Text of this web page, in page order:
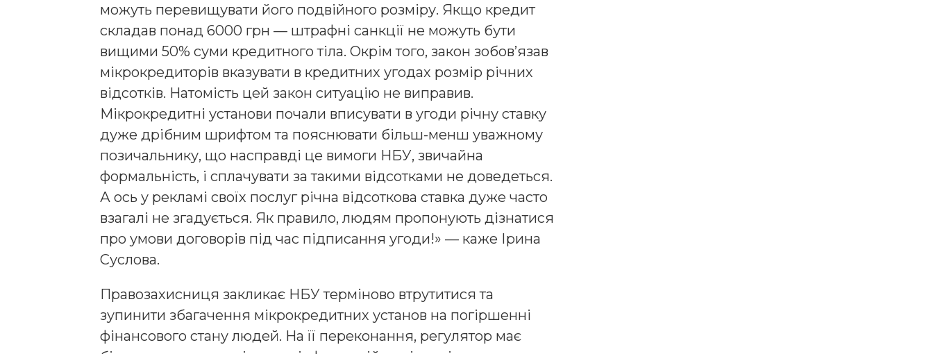
можуть перевищувати його подвійного розміру. Якщо кредит
складав понад 6000 грн — штрафні санкції не можуть бути
вищими 50% суми кредитного тіла. Окрім того, закон зобов’язав
мікрокредиторів вказувати в кредитних угодах розмір річних
відсотків. Натомість цей закон ситуацію не виправив.
Мікрокредитні установи почали вписувати в угоди річну ставку
дуже дрібним шрифтом та пояснювати більш-менш уважному
позичальнику, що насправді це вимоги НБУ, звичайна
формальність, і сплачувати за такими відсотками не доведеться.
А ось у рекламі своїх послуг річна відсоткова ставка дуже часто
взагалі не згадується. Як правило, людям пропонують дізнатися
про умови договорів під час підписання угоди!» — каже Ірина
Суслова.
Правозахисниця закликає НБУ терміново втрутитися та
зупинити збагачення мікрокредитних установ на погіршенні
фінансового стану людей. На її переконання, регулятор має